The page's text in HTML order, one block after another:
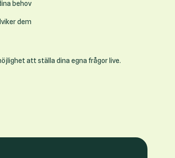
behov
dem
att ställa dina egna frågor live.